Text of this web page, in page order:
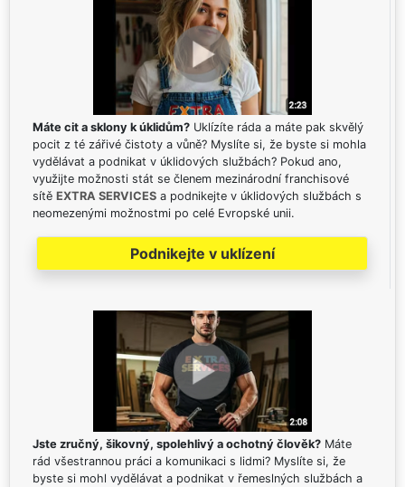
Máte cit a sklony k úklidům? Uklízíte ráda a máte pak skvělý
pocit z té zářivé čistoty a vůně? Myslíte si, že byste si mohla
vydělávat a podnikat v úklidových službách? Pokud ano,
využijte možnosti stát se členem mezinárodní franchisové
sítě EXTRA SERVICES a podnikejte v úklidových službách s
neomezenými možnostmi po celé Evropské unii.
Podnikejte v uklízení
Jste zručný, šikovný, spolehlivý a ochotný člověk? Máte
rád všestrannou práci a komunikaci s lidmi? Myslíte si, že
byste si mohl vydělávat a podnikat v řemeslných službách a